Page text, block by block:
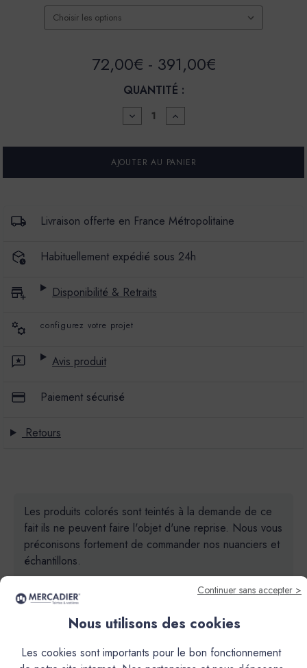
72,00€ - 391,00€
QUANTITÉ :
DIMINUER
LA
POUR
LA
-
BRILLANT
-
AUGMENTER
LA
POUR
LA
-
BRILLANT
-
Livraison offerte en France Métropolitaine
Habituellement expédié sous 24h
Disponibilité & Retraits
configurez votre projet
Avis produit
Paiement sécurisé
Retours
Les produits colorés sont teintés à la demande de ce
fait ils ne peuvent faire l'objet d'une reprise. Nous vous
préconisons fortement de commander nos nuanciers et
échantillons.
Continuer sans accepter >
Nous utilisons des cookies
Les cookies sont importants pour le bon fonctionnement